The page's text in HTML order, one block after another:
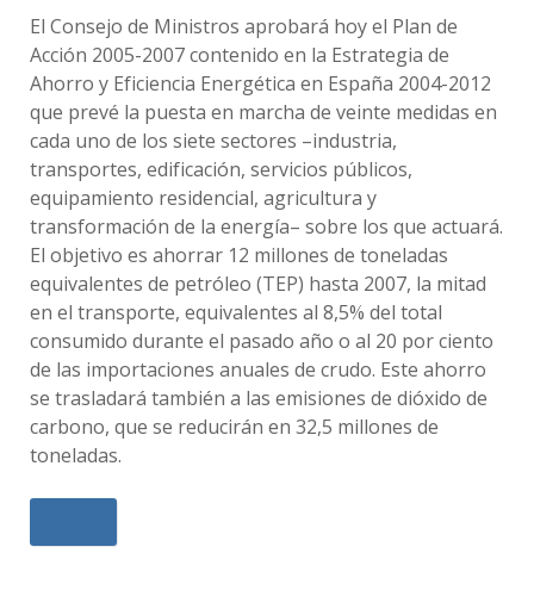
El Consejo de Ministros aprobará hoy el Plan de
Acción 2005-2007 contenido en la Estrategia de
Ahorro y Eficiencia Energética en España 2004-2012
que prevé la puesta en marcha de veinte medidas en
cada uno de los siete sectores –industria,
transportes, edificación, servicios públicos,
equipamiento residencial, agricultura y
transformación de la energía– sobre los que actuará.
El objetivo es ahorrar 12 millones de toneladas
equivalentes de petróleo (TEP) hasta 2007, la mitad
en el transporte, equivalentes al 8,5% del total
consumido durante el pasado año o al 20 por ciento
de las importaciones anuales de crudo. Este ahorro
se trasladará también a las emisiones de dióxido de
carbono, que se reducirán en 32,5 millones de
toneladas.